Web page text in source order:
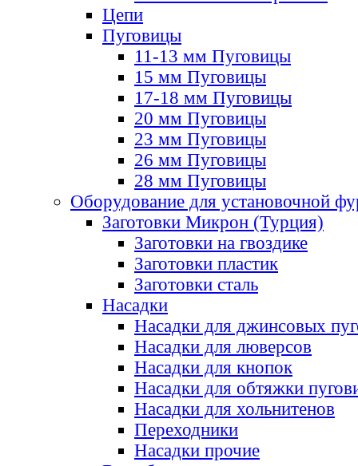
Цепи
Пуговицы
11-13 мм Пуговицы
15 мм Пуговицы
17-18 мм Пуговицы
20 мм Пуговицы
23 мм Пуговицы
26 мм Пуговицы
28 мм Пуговицы
Оборудование для установочной
Заготовки Микрон (Турция)
Заготовки на гвоздике
Заготовки пластик
Заготовки сталь
Насадки
Насадки для джинсовых
Насадки для люверсов
Насадки для кнопок
Насадки для обтяжки
Насадки для хольнитенов
Переходники
Насадки прочие